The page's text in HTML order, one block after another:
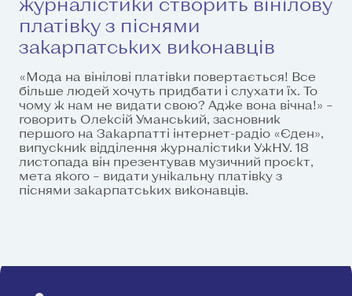
платівку з піснями
закарпатських виконавців
«Мода на вінілові платівки повертається! Все
більше людей хочуть придбати і слухати їх. То
чому ж нам не видати свою? Адже вона вічна!» –
говорить Олексій Уманський, засновник
першого на Закарпатті інтернет-радіо «Єден»,
випускник відділення журналістики УжНУ. 18
листопада він презентував музичний проєкт,
мета якого – видати унікальну платівку з
піснями закарпатських виконавців.